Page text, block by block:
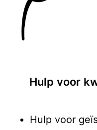
Hulp voor
Hulp voor